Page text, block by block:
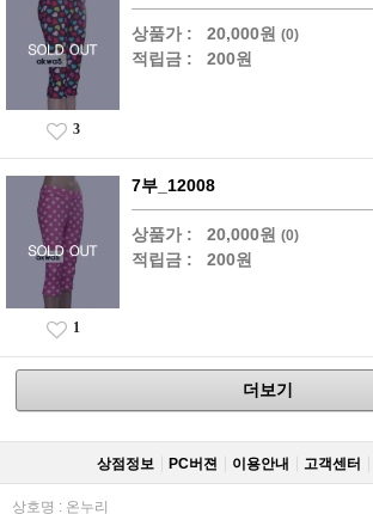
상품가 : 20,000원 (0)
적립금 : 200원
3
7부_12008
상품가 : 20,000원 (0)
적립금 : 200원
1
더보기
상점정보 PC버젼 이용안내 고객센터
상호명 : 온누리